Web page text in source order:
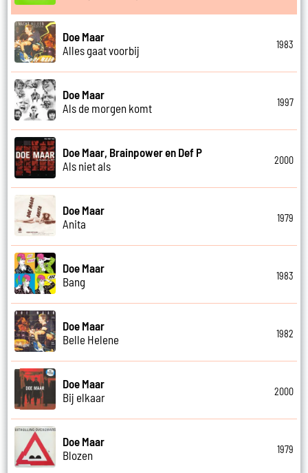
Doe Maar
Alles gaat voorbij
1983
Doe Maar
Als de morgen komt
1997
Doe Maar, Brainpower en Def P
Als niet als
2000
Doe Maar
Anita
1979
Doe Maar
Bang
1983
Doe Maar
Belle Helene
1982
Doe Maar
Bij elkaar
2000
Doe Maar
Blozen
1979